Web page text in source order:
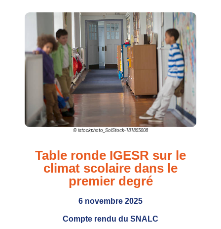
© istockphoto_SolStock-181855008
Table ronde IGESR sur le
climat scolaire dans le
premier degré
6 novembre 2025
Compte rendu du SNALC